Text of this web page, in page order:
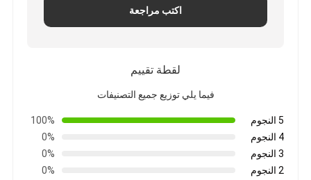
اكتب مراجعة
لقطة تقييم
فيما يلي توزيع جميع التصنيفات
5 النجوم
100%
4 النجوم
0%
3 النجوم
0%
2 النجوم
0%